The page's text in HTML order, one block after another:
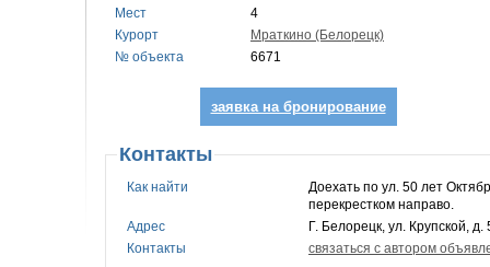
Мест
4
Курорт
Мраткино (Белорецк)
№ объекта
6671
заявка на бронирование
Контакты
Как найти
Доехать по ул. 50 лет
перекрестком направо.
Адрес
Г. Белорецк, ул. Крупской, д.
Контакты
связаться с автором